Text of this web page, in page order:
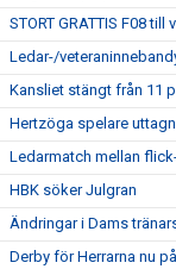
STORT GRATTIS F08 till
Ledar-/
Kansliet stängt från 11
Hertzöga spelare
Ledarmatch mellan
HBK söker Julgran
Ändringar i Dams
Derby för Herrarna nu